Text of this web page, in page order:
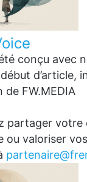
conçu avec
d’article,
FW.MEDIA
partager votre
ou valoriser